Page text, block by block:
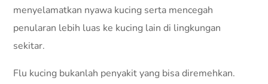
menyelamatkan nyawa kucing serta mencegah
penularan lebih luas ke kucing lain di lingkungan
sekitar.
Flu kucing bukanlah penyakit yang bisa diremehkan.